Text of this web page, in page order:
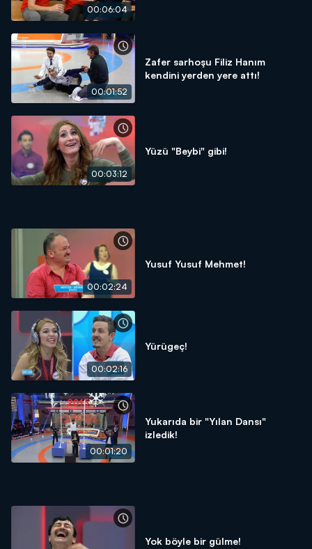
00:06:04
00:01:52
Zafer sarhoşu Filiz Hanım
kendini yerden yere attı!
00:03:12
Yüzü "Beybi" gibi!
00:02:24
Yusuf Yusuf Mehmet!
00:02:16
Yürügeç!
00:01:20
Yukarıda bir "Yılan Dansı"
izledik!
Yok böyle bir gülme!